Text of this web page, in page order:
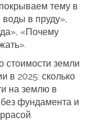
тему в
воды в пруду»,
«Почему
стоимости земли
в 2025: сколько
на землю в
фундамента и